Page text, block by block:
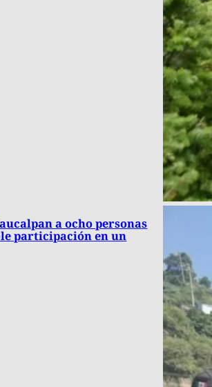
a ocho personas
participación en un